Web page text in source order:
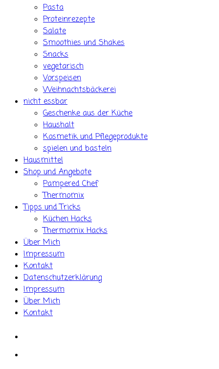
Pasta
Proteinrezepte
Salate
Smoothies und Shakes
Snacks
vegetarisch
Vorspeisen
Weihnachtsbäckerei
nicht essbar
Geschenke aus der Küche
Haushalt
Kosmetik und Pflegeprodukte
spielen und basteln
Hausmittel
Shop und Angebote
Pampered Chef
Thermomix
Tipps und Tricks
Küchen Hacks
Thermomix Hacks
Über Mich
Impressum
Kontakt
Datenschutzerklärung
Impressum
Über Mich
Kontakt